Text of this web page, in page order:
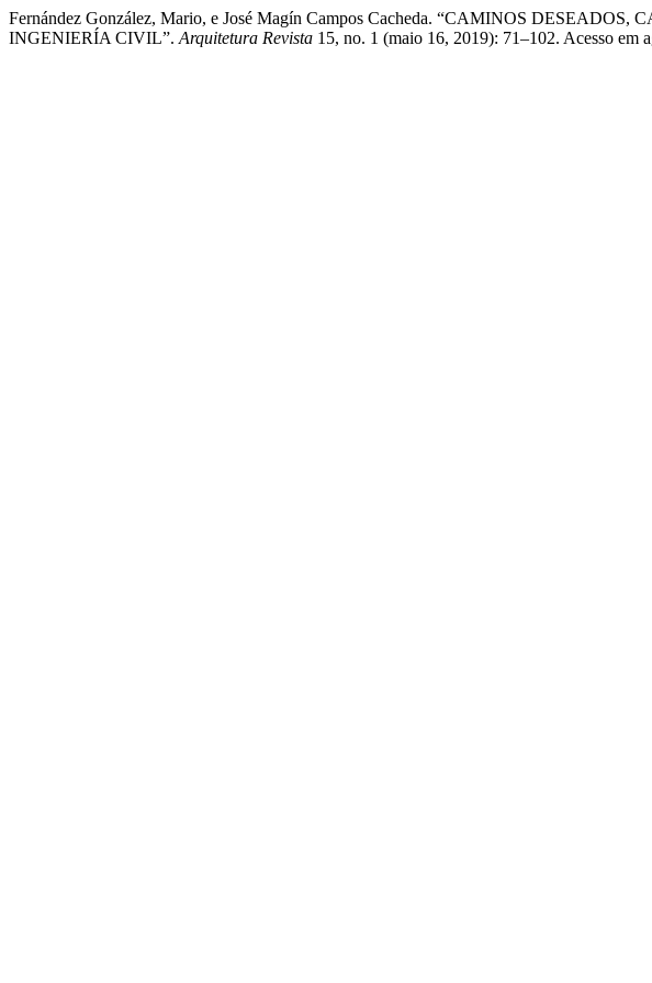
Fernández González, Mario, e José Magín Campos Cacheda. “CAMINOS
INGENIERÍA CIVIL”. Arquitetura Revista 15, no. 1 (maio 16, 2019): 71–102. Acesso em